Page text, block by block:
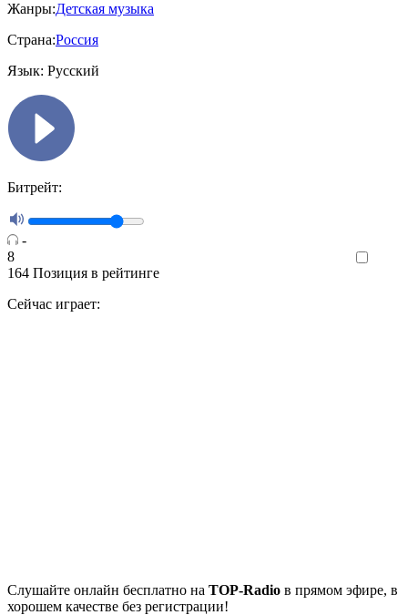
Жанры:Детская музыка
Страна:Россия
Язык: Русский
Битрейт:
-
8
164 Позиция в рейтинге
Сейчас играет:
Cлушайте онлайн бесплатно на TOP-Radio в прямом эфире, в
хорошем качестве без регистрации!